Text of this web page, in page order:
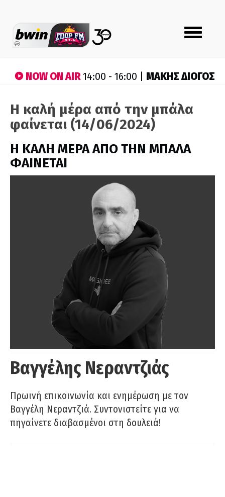
Toggle
navigation
NOW ON AIR14:00 - 16:00 | ΜΑΚΗΣ ΔΙΟΓΟΣ
Η καλή μέρα από την μπάλα
φαίνεται (14/06/2024)
H ΚΑΛΗ ΜΕΡΑ ΑΠΟ ΤΗΝ ΜΠΑΛΑ
ΦΑΙΝΕΤΑΙ
Βαγγέλης Νεραντζιάς
Πρωινή επικοινωνία και ενημέρωση με τον
Βαγγέλη Νεραντζιά. Συντονιστείτε για να
πηγαίνετε διαβασμένοι στη δουλειά!